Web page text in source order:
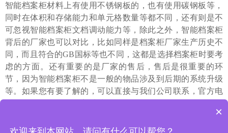
智能档案柜材料上有使用不锈钢板的，也有使用碳钢板等，
同时在体积和存储能力和单元格数量等都不同，还有则是不
可忽视智能档案柜文档调动能力等，除此之外，智能档案柜
背后的厂家也可以对比，比如同样是档案柜厂家生产历史不
同，而且符合的GB国标等也不同，这都是选择档案柜时要考
虑的方面。还有重要的是厂家的售后，售后是很重要的环
节，因为智能档案柜不是一般的物品涉及到后期的系统升级
等。如果您有要了解的，可以直接与我们公司联系，官方电
上一篇 : 线上购买智能档案柜要考虑哪些？
×